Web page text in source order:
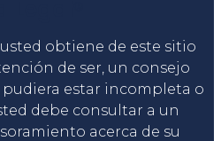
obtiene de este sitio
de ser, un consejo
estar incompleta o
debe consultar a un
acerca de su